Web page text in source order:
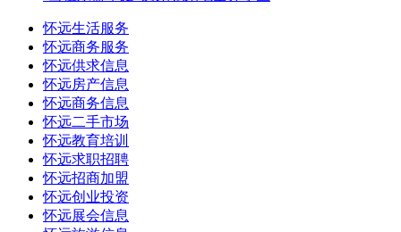
怀远生活服务
怀远商务服务
怀远供求信息
怀远房产信息
怀远商务信息
怀远二手市场
怀远教育培训
怀远求职招聘
怀远招商加盟
怀远创业投资
怀远展会信息